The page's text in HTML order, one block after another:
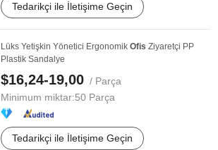
Tedarikçi ile İletişime Geçin
Lüks Yetişkin Yönetici Ergonomik Ofis Ziyaretçi PP
Plastik Sandalye
$16,24-19,00 / Parça
Minimum miktar:50 Parça
Tedarikçi ile İletişime Geçin